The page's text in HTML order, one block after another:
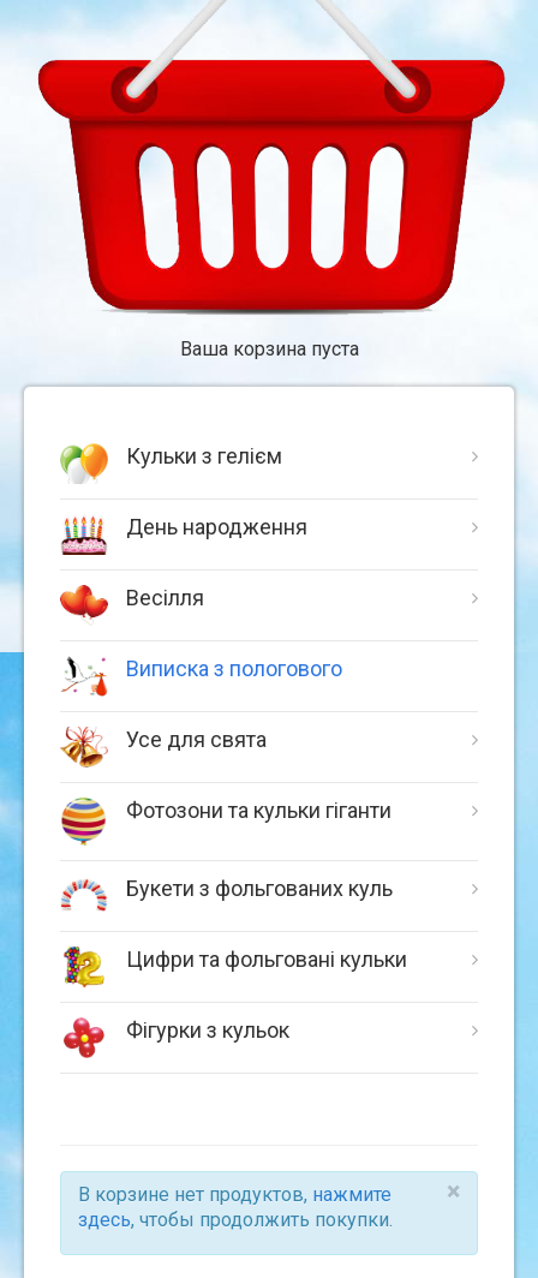
Ваша корзина пуста
Кульки з гелієм
День народження
Весілля
Виписка з пологового
Усе для свята
Фотозони та кульки гіганти
Букети з фольгованих куль
Цифри та фольговані кульки
Фігурки з кульок
×
В корзине нет продуктов, нажмите
здесь, чтобы продолжить покупки.